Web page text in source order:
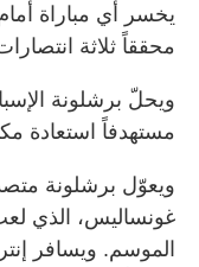
يخسر أي مباراة
محققاً ثلاثة
ويحلّ برشلونة
مستهدفاً استعادة
ويعوّل برشلونة
غونساليس، الذي
الموسم. ويسافر